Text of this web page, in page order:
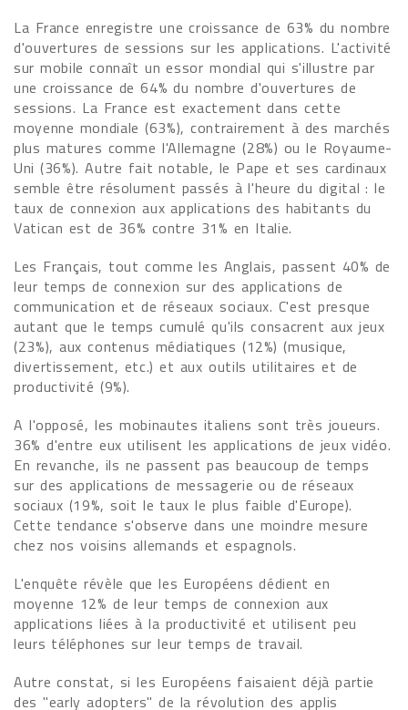
La France enregistre une croissance de 63% du nombre
d'ouvertures de sessions sur les applications. L'activité
sur mobile connaît un essor mondial qui s'illustre par
une croissance de 64% du nombre d'ouvertures de
sessions. La France est exactement dans cette
moyenne mondiale (63%), contrairement à des marchés
plus matures comme l'Allemagne (28%) ou le Royaume-
Uni (36%). Autre fait notable, le Pape et ses cardinaux
semble être résolument passés à l'heure du digital : le
taux de connexion aux applications des habitants du
Vatican est de 36% contre 31% en Italie.
Les Français, tout comme les Anglais, passent 40% de
leur temps de connexion sur des applications de
communication et de réseaux sociaux. C'est presque
autant que le temps cumulé qu'ils consacrent aux jeux
(23%), aux contenus médiatiques (12%) (musique,
divertissement, etc.) et aux outils utilitaires et de
productivité (9%).
A l'opposé, les mobinautes italiens sont très joueurs.
36% d'entre eux utilisent les applications de jeux vidéo.
En revanche, ils ne passent pas beaucoup de temps
sur des applications de messagerie ou de réseaux
sociaux (19%, soit le taux le plus faible d'Europe).
Cette tendance s'observe dans une moindre mesure
chez nos voisins allemands et espagnols.
L'enquête révèle que les Européens dédient en
moyenne 12% de leur temps de connexion aux
applications liées à la productivité et utilisent peu
leurs téléphones sur leur temps de travail.
Autre constat, si les Européens faisaient déjà partie
des "early adopters" de la révolution des applis